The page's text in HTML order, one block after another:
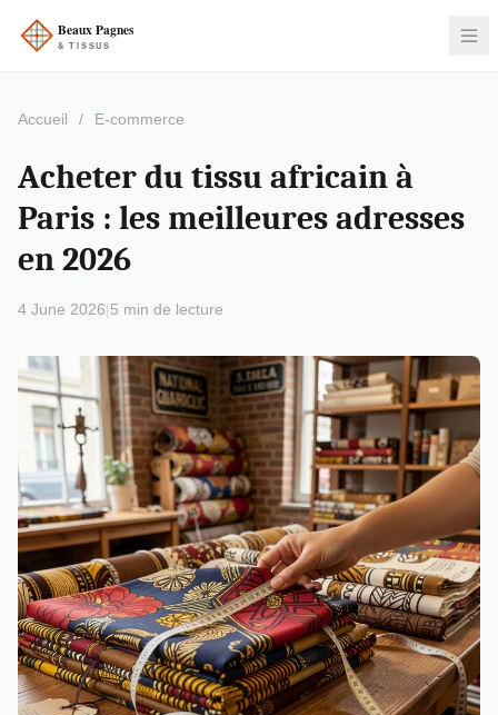
Accueil / E-commerce
Acheter du tissu africain à
Paris : les meilleures adresses
en 2026
4 June 2026|5 min de lecture